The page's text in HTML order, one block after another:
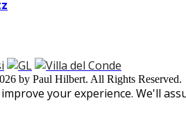
by Paul Hilbert. All Rights Reserved.
your experience. We'll